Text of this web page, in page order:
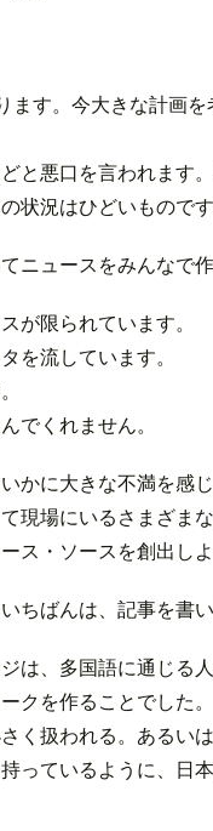
ます。今大きな計画
と悪口を言われます
状況はひどいものです
ニュースをみんなで
が限られています。
を流しています。
でくれません。
かに大きな不満を感じ
現場にいるさまざま
ス・ソースを創出し
ちばんは、記事を書
は、多国語に通じる
クを作ることでした。
く扱われる。あるい
っているように、日